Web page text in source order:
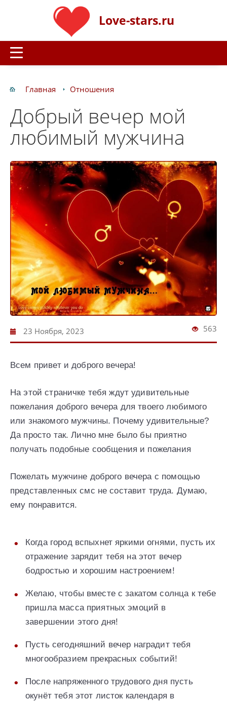
Love-stars.ru
Главная Отношения
Добрый вечер мой
любимый мужчина
23 Ноября, 2023 563
Всем привет и доброго вечера!
На этой страничке тебя ждут удивительные
пожелания доброго вечера для твоего любимого
или знакомого мужчины. Почему удивительные?
Да просто так. Лично мне было бы приятно
получать подобные сообщения и пожелания
Пожелать мужчине доброго вечера с помощью
представленных смс не составит труда. Думаю,
ему понравится.
Когда город вспыхнет яркими огнями, пусть их
отражение зарядит тебя на этот вечер
бодростью и хорошим настроением!
Желаю, чтобы вместе с закатом солнца к тебе
пришла масса приятных эмоций в
завершении этого дня!
Пусть сегодняшний вечер наградит тебя
многообразием прекрасных событий!
После напряженного трудового дня пусть
окунёт тебя этот листок календаря в